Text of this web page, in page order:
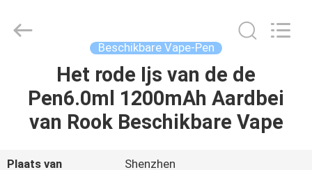
PRODUCTEN
VIDEO'S
Leverancier.
Copyright
Developed
Beschikbare Vape-Pen
Het rode Ijs van de de
Pen6.0ml 1200mAh Aardbei
van Rook Beschikbare Vape
Plaats van
Shenzhen